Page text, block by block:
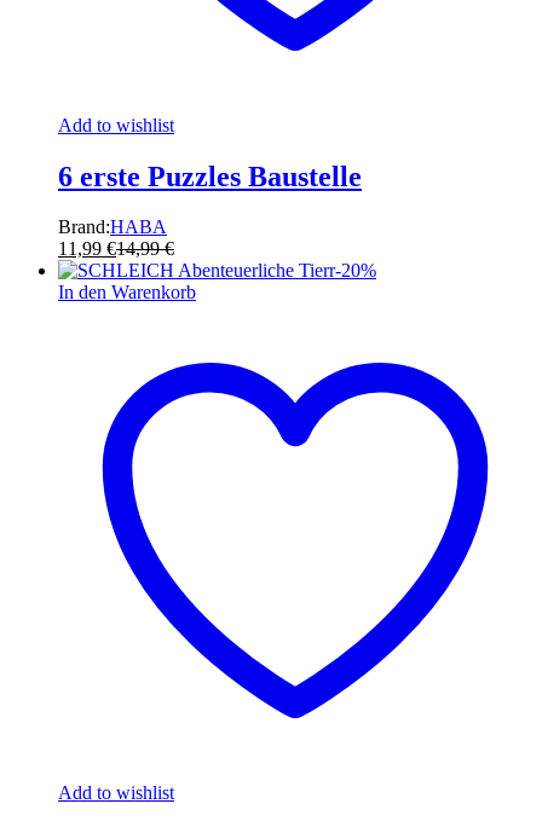
Add to wishlist
6 erste Puzzles Baustelle
Brand:HABA
11,99 €14,99€
-20%
In den Warenkorb
Add to wishlist